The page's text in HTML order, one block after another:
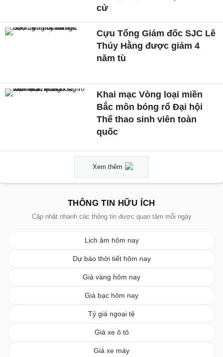
cử
Cựu Tổng Giám đốc SJC Lê
Thúy Hằng được giảm 4
năm tù
Khai mạc Vòng loại miền
Bắc môn bóng rổ Đại hội
Thể thao sinh viên toàn
quốc
Xem thêm
THÔNG TIN HỮU ÍCH
Cập nhật nhanh các thông tin được quan tâm mỗi ngày
Lịch âm hôm nay
Dự báo thời tiết hôm nay
Giá vàng hôm nay
Giá bạc hôm nay
Tỷ giá ngoại tệ
Giá xe ô tô
Giá xe máy